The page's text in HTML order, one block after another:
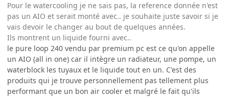
Pour le watercooling je ne sais pas, la reference donnée n'est
pas un AIO et serait monté avec.. je souhaite juste savoir si je
vais devoir le changer au bout de quelques années.
Ils montrent un liquide fourni avec..
le pure loop 240 vendu par premium pc est ce qu'on appelle
un AIO (all in one) car il intègre un radiateur, une pompe, un
waterblock les tuyaux et le liquide tout en un. C'est des
produits qui je trouve personnellement pas tellement plus
performant que un bon air cooler et malgré le fait qu'ils